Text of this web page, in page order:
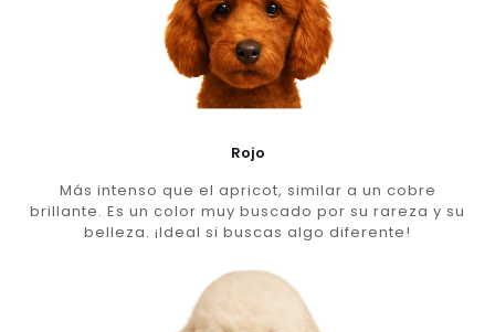
Rojo
Más intenso que el apricot, similar a un cobre
brillante. Es un color muy buscado por su rareza y su
belleza. ¡Ideal si buscas algo diferente!